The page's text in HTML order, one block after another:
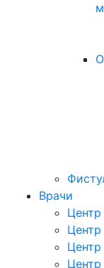
Врачи
Центр
Центр